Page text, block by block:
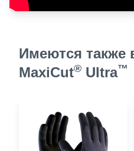
Имеются также
MaxiCut® Ultra™